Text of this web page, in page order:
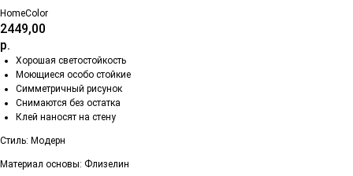
HomeColor
2449,00
р.
Хорошая светостойкость
Моющиеся особо стойкие
Симметричный рисунок
Снимаются без остатка
Клей наносят на стену
Стиль: Модерн
Материал основы: Флизелин